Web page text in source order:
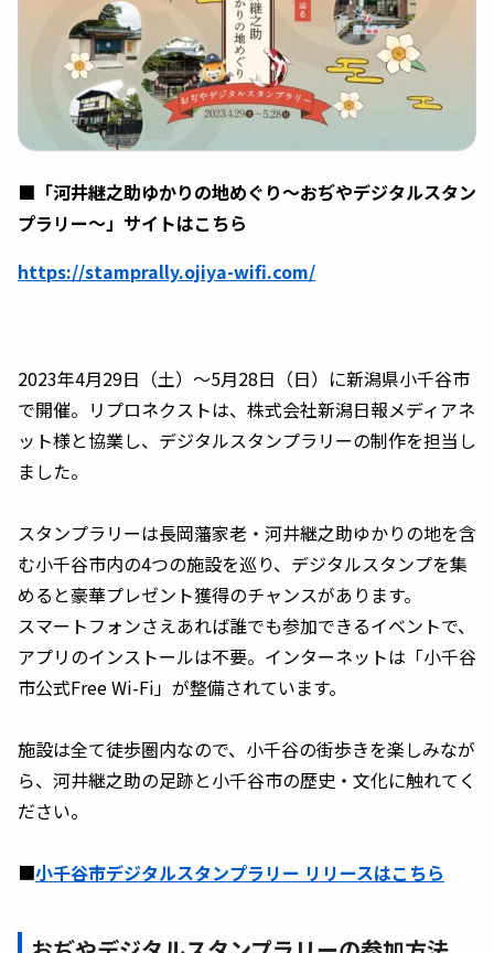
■「河井継之助ゆかりの地めぐり〜おぢやデジタルスタン
プラリー〜」サイトはこちら
https://stamprally.ojiya-wifi.com/
2023年4月29日（土）〜5月28日（日）に新潟県小千谷市
で開催。リプロネクストは、株式会社新潟日報メディアネ
ット様と協業し、デジタルスタンプラリーの制作を担当し
ました。
スタンプラリーは長岡藩家老・河井継之助ゆかりの地を含
む小千谷市内の4つの施設を巡り、デジタルスタンプを集
めると豪華プレゼント獲得のチャンスがあります。
スマートフォンさえあれば誰でも参加できるイベントで、
アプリのインストールは不要。インターネットは「小千谷
市公式Free Wi-Fi」が整備されています。
施設は全て徒歩圏内なので、小千谷の街歩きを楽しみなが
ら、河井継之助の足跡と小千谷市の歴史・文化に触れてく
ださい。
■小千谷市デジタルスタンプラリー リリースはこちら